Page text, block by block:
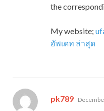
the
My website;
อัพเดท ล่าสุด
pk789 says: